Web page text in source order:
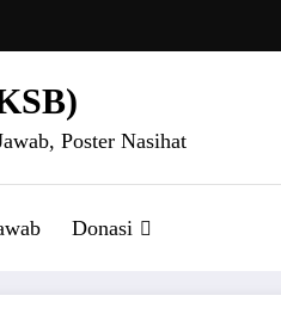
Poster Nasihat
Donasi